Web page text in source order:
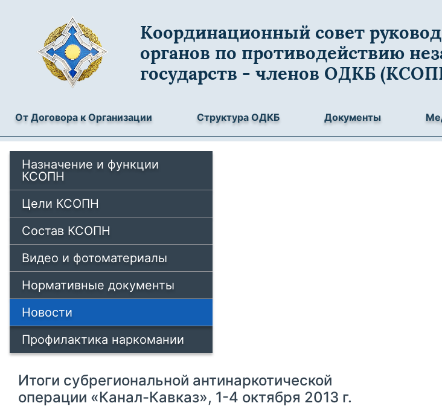
Координационный совет
органов по противодействию
государств - членов ОДКБ
От Договора к Организации Структура ОДКБ Документы
Назначение и функции
КСОПН
Цели КСОПН
Состав КСОПН
Видео и фотоматериалы
Нормативные документы
Новости
Профилактика наркомании
Итоги субрегиональной антинаркотической
операции «Канал-Кавказ», 1-4 октября 2013 г.